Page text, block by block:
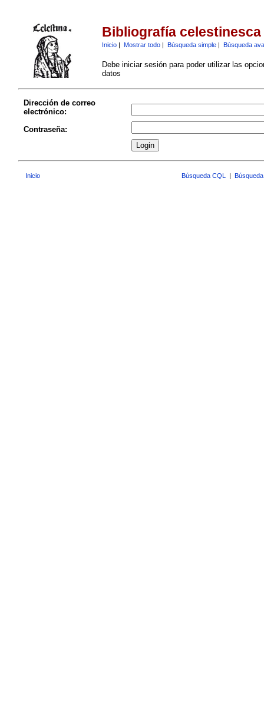
Bibliografía celestinesca
Inicio| Mostrar todo| Búsqueda simple| Búsqueda
Debe iniciar sesión para poder utilizar las
datos
Dirección de correo
electrónico:
Contraseña:
Inicio Búsqueda CQL |